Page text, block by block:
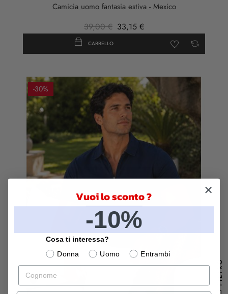
Camicia uomo fantasia estiva - Mexico
39,00 € 33,15 €
CARRELLO
-30%
Blu
FILTRO
Vuoi lo sconto ?
-10%
Cosa ti interessa?
Donna
Uomo
Entrambi
Cognome